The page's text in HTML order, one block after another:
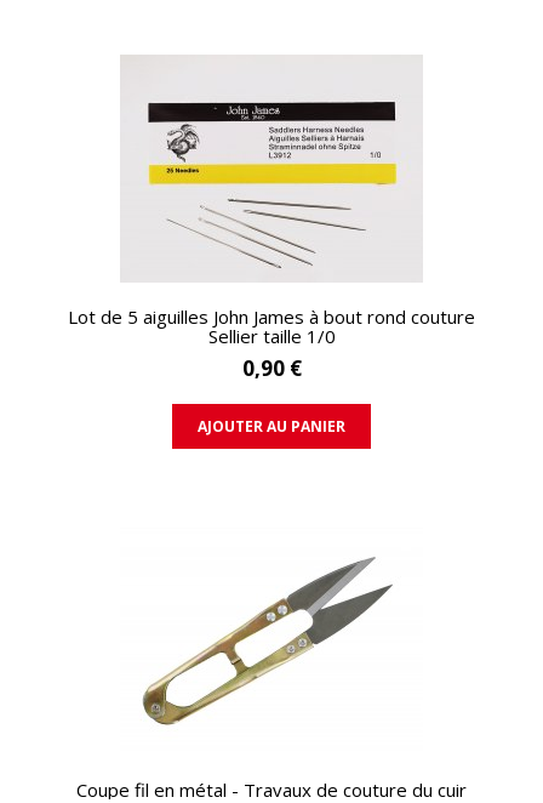
APERÇU RAPIDE
Lot de 5 aiguilles John James à bout rond couture
Sellier taille 1/0
0,90 €
AJOUTER AU PANIER
APERÇU RAPIDE
Coupe fil en métal - Travaux de couture du cuir